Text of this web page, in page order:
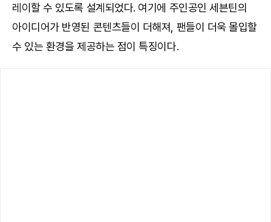
레이할 수 있도록 설계되었다. 여기에 주인공인 세븐틴의
아이디어가 반영된 콘텐츠들이 더해져, 팬들이 더욱 몰입할
수 있는 환경을 제공하는 점이 특징이다.